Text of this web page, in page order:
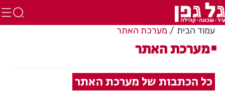
עמוד הבית מערכת האתר
מערכת האתר
כל הכתבות של מערכת האתר